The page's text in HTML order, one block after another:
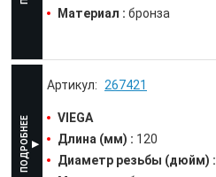
Материал : бронза
267421
VIEGA
Длина (мм) : 120
Диаметр резьбы (дюйм) :